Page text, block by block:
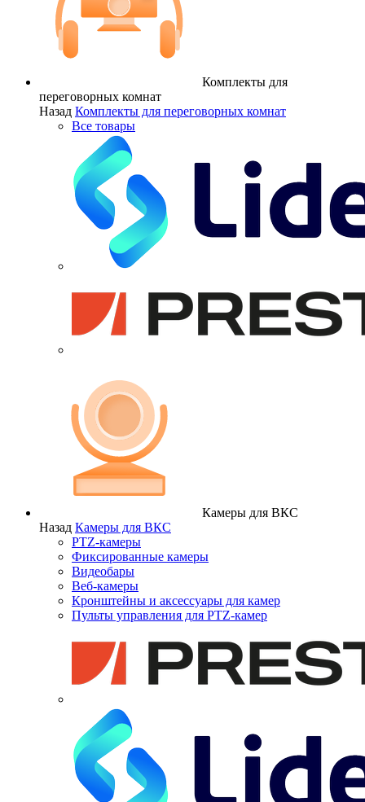
Комплекты для
переговорных комнат
Назад Комплекты для переговорных комнат
Все товары
Камеры для ВКС
Назад Камеры для ВКС
PTZ-камеры
Фиксированные камеры
Видеобары
Веб-камеры
Кронштейны и аксессуары для камер
Пульты управления для PTZ-камер